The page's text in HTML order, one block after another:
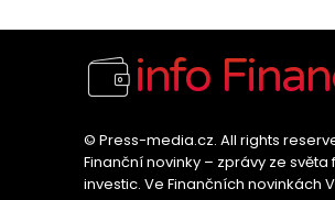
info
© Press-media.cz. All rights
Finanční novinky – zprávy ze světa
investic. Ve Finančních novinkách